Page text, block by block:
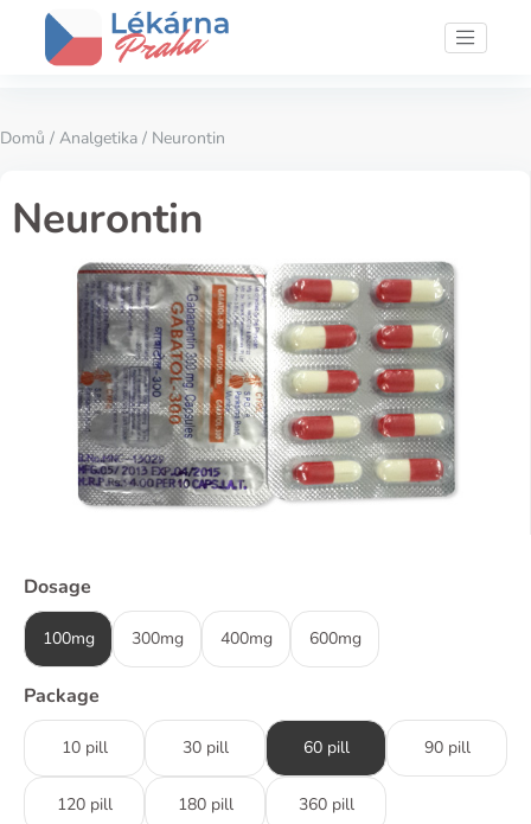
Domů / Analgetika / Neurontin
Neurontin
Dosage
100mg 300mg 400mg 600mg
Package
10 pill 30 pill 60 pill 90 pill
120 pill 180 pill 360 pill